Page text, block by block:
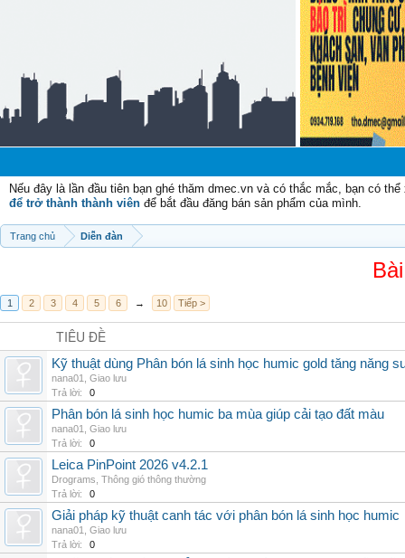
Nếu đây là lần đầu tiên bạn ghé thăm dmec.vn và có thắc mắc, bạn có
để trở thành thành viên để bắt đầu đăng bán sản phẩm của mình.
Trang chủ Diễn đàn
1 2 3 4 5 6 → 10 Tiếp >
TIÊU ĐỀ
Kỹ thuật dùng Phân bón lá sinh học humic gold tăng năng
nana01
Giao lưu
Trả lời:
0
Phân bón lá sinh học humic ba mùa giúp cải tạo đất màu
nana01
Giao lưu
Trả lời:
0
Leica PinPoint 2026 v4.2.1
Drograms Thông gió thông thường
Trả lời:
0
Giải pháp kỹ thuật canh tác với phân bón lá sinh học humic
nana01
Giao lưu
Trả lời:
0